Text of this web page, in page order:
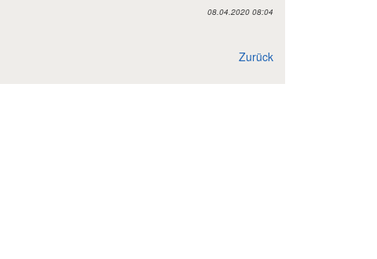
08.04.2020 08:04
Zurück